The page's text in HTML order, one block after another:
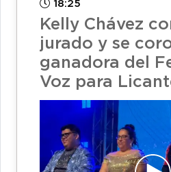
18:25
Kelly Chávez
jurado y se
ganadora del
Voz para